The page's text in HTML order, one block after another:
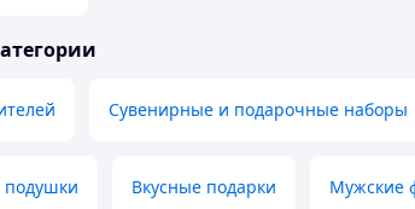
Сувенирные и подарочные наборы
подушки Вкусные подарки Мужские